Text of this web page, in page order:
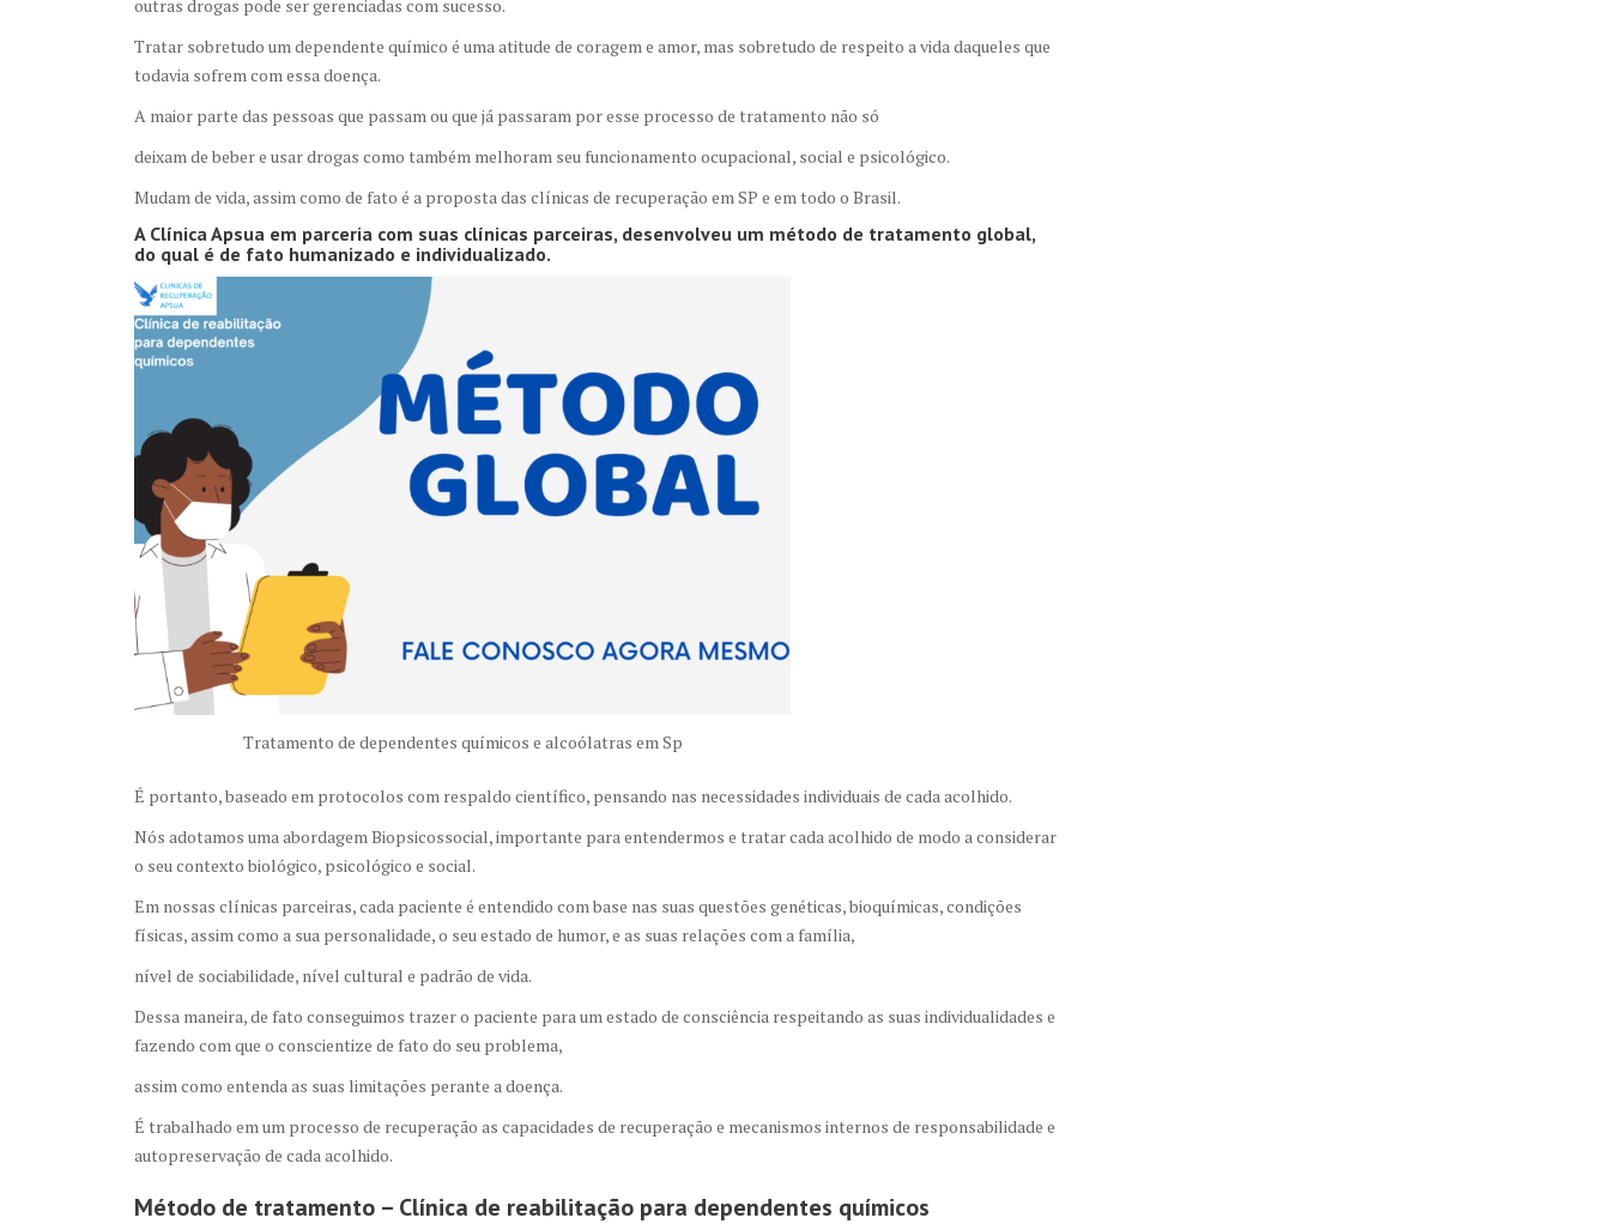
outras drogas pode ser gerenciadas com sucesso.
Tratar sobretudo um dependente químico é uma atitude de coragem e amor, mas sobretudo de respeito a vida daqueles que
todavia sofrem com essa doença.
A maior parte das pessoas que passam ou que já passaram por esse processo de tratamento não só
deixam de beber e usar drogas como também melhoram seu funcionamento ocupacional, social e psicológico.
Mudam de vida, assim como de fato é a proposta das clínicas de recuperação em SP e em todo o Brasil.
A Clínica Apsua em parceria com suas clínicas parceiras, desenvolveu um método de tratamento global,
do qual é de fato humanizado e individualizado.
Tratamento de dependentes químicos e alcoólatras em Sp
É portanto, baseado em protocolos com respaldo científico, pensando nas necessidades individuais de cada acolhido.
Nós adotamos uma abordagem Biopsicossocial, importante para entendermos e tratar cada acolhido de modo a considerar
o seu contexto biológico, psicológico e social.
Em nossas clínicas parceiras, cada paciente é entendido com base nas suas questões genéticas, bioquímicas, condições
físicas, assim como a sua personalidade, o seu estado de humor, e as suas relações com a família,
nível de sociabilidade, nível cultural e padrão de vida.
Dessa maneira, de fato conseguimos trazer o paciente para um estado de consciência respeitando as suas individualidades e
fazendo com que o conscientize de fato do seu problema,
assim como entenda as suas limitações perante a doença.
É trabalhado em um processo de recuperação as capacidades de recuperação e mecanismos internos de responsabilidade e
autopreservação de cada acolhido.
Método de tratamento – Clínica de reabilitação para dependentes químicos